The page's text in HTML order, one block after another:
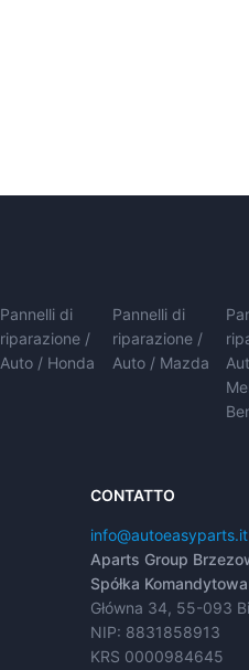
Pannelli di
riparazione /
Auto / Honda
Pannelli di
riparazione /
Auto / Mazda
CONTATTO
info@autoeasyparts.it
Aparts Group
Spółka Komandytowa
Główna 34, 55-093
NIP: 8831858913
KRS 0000984645